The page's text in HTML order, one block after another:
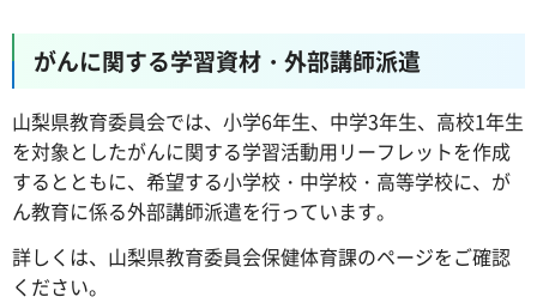
がんに関する学習資材・外部講師派遣
山梨県教育委員会では、小学6年生、中学3年生、高校1年生
を対象としたがんに関する学習活動用リーフレットを作成
するとともに、希望する小学校・中学校・高等学校に、が
ん教育に係る外部講師派遣を行っています。
詳しくは、山梨県教育委員会保健体育課のページをご確認
ください。